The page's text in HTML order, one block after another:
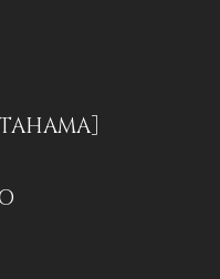
］